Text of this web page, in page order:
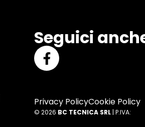
Seguici
Privacy PolicyCookie Policy
© 2026 BC TECNICA SRL | P.IVA: